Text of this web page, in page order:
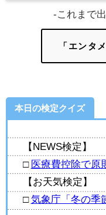
-これまで
「エンタ
本日の検定クイズ
【NEWS検定】
□ 医療費控除で原
【お天気検定】
□気象庁「冬の季